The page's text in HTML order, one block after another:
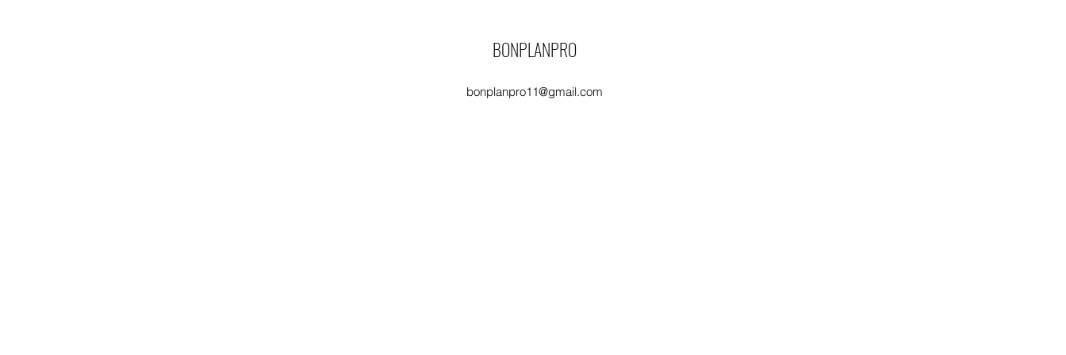
BONPLANPRO
bonplanpro11@gmail.com